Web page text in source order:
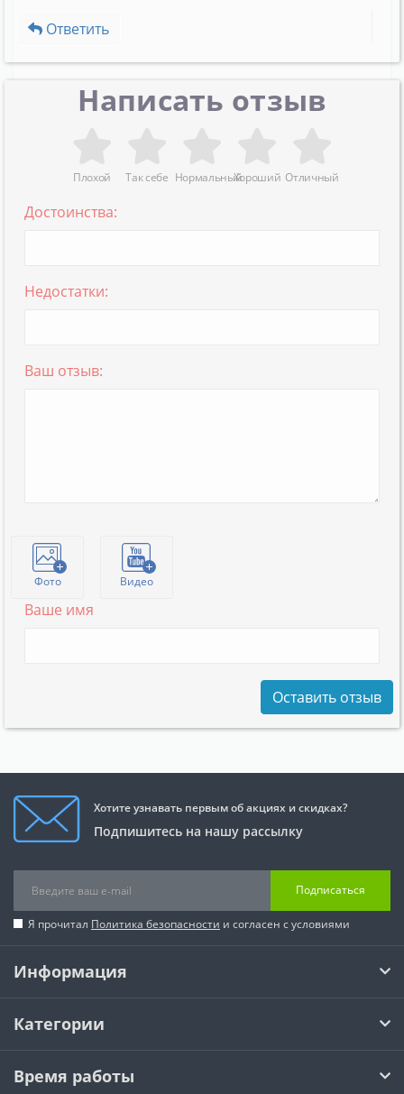
Ответить
Написать отзыв
Плохой Так себе НормальныйХороший Отличный
Достоинства:
Недостатки:
Ваш отзыв:
Фото Видео
Ваше имя
Оставить отзыв
Хотите узнавать первым об акциях и скидках?
Подпишитесь на нашу рассылку
Подписаться
Я прочитал Политика безопасности и согласен с условиями
Информация
Категории
Время работы